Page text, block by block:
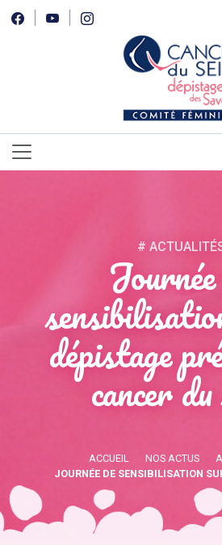
#
dépistage
cancer
ACCUEIL NOS ACTUS
JOURNÉE DE SENSIBILISATION